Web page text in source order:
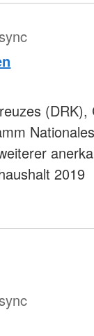
(DRK),
Nationales
2019